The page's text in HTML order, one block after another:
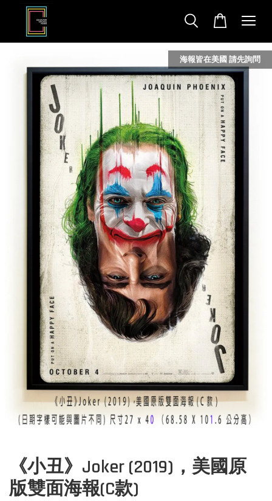
海報皆在美國 請先詢問
《小丑》Joker (2019)，美國原
版雙面海報(C款)